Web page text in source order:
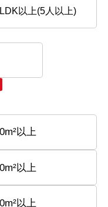
以上(5人以上)
以上
以上
以上